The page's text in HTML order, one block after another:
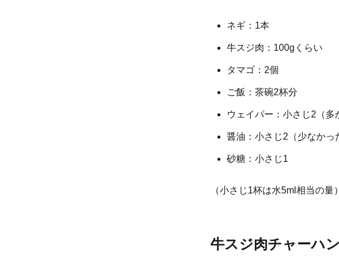
ネギ：1本
牛スジ肉：100gくらい
タマゴ：2個
ご飯：茶碗2杯分
ウェイパー：小さじ2（多
醤油：小さじ2（少なかっ
砂糖：小さじ1
（小さじ1杯は水5ml相当の量）
牛スジ肉チャーハ